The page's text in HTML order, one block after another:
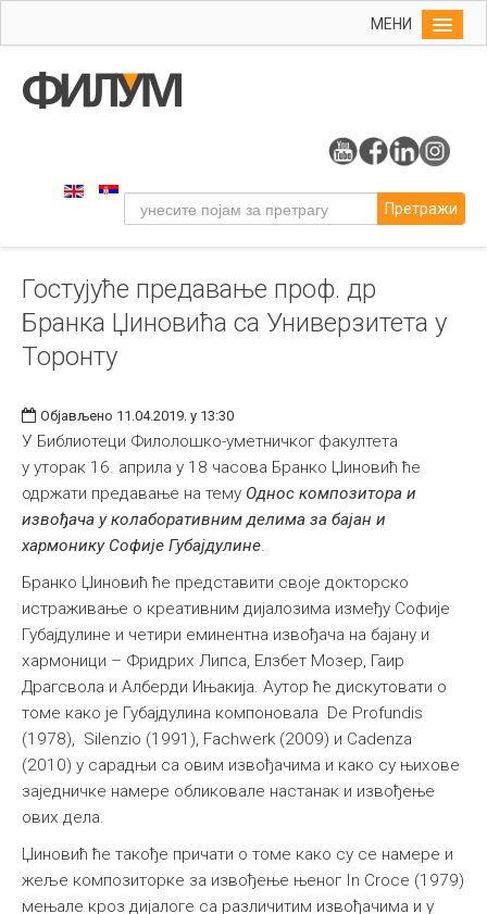
МЕНИ
Упис
Уметност
Музичка уметност
Примењена и ликовна уметност
Галерија
Библиотека
Студенти
Међународна
Претражи
Гостујуће предавање проф. др
Бранка Џиновића са Универзитета у
Торонту
Објављено 11.04.2019. у 13:30
У Библиотеци Филолошко-уметничког факултета
у уторак 16. априла у 18 часова Бранко Џиновић ће
одржати предавање на тему Oднос композитора и
извођача у колаборативним делима за бајан и
хармонику Софије Губајдулине.
Бранко Џиновић ће представити своје докторско
истраживање о креативним дијалозима између Софије
Губајдулине и четири еминентна извођача на бајану и
хармоници – Фридрих Липса, Елзбет Мозер, Гаир
Драгсвола и Алберди Ињакија. Аутор ће дискутовати о
томе како је Губајдулина компоновала De Profundis
(1978), Silenzio (1991), Fachwerk (2009) и Cadenza
(2010) у сарадњи са овим извођачима и како су њихове
заједничке намере обликовале настанак и извођење
ових дела.
Џиновић ће такође причати о томе како су се намере и
жеље композиторке за извођење њеног In Croce (1979)
мењале кроз дијалоге са различитим извођачима и у